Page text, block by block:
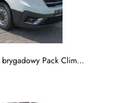
brygadowy Pack Clim…